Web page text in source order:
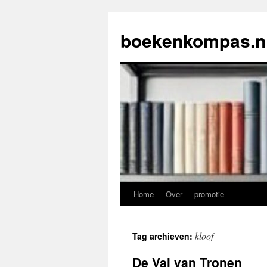
de
inhoud
Home Over promotie
Tag archieven: kloof
De Val van Tronen